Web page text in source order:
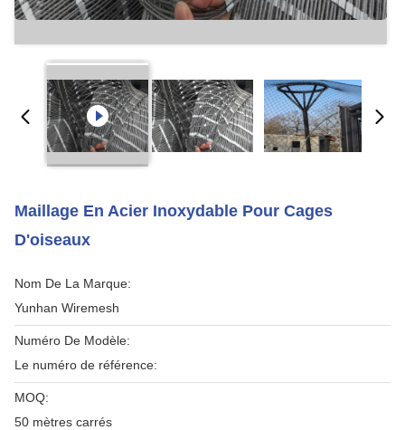
Maillage En Acier Inoxydable Pour Cages
D'oiseaux
Nom De La Marque:
Yunhan Wiremesh
Numéro De Modèle:
Le numéro de référence:
MOQ:
50 mètres carrés